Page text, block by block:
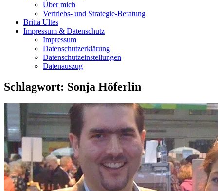
Über mich
Vertriebs- und Strategie-Beratung
Britta Ultes
Impressum & Datenschutz
Impressum
Datenschutzerklärung
Datenschutzeinstellungen
Datenauszug
Schlagwort: Sonja Höferlin